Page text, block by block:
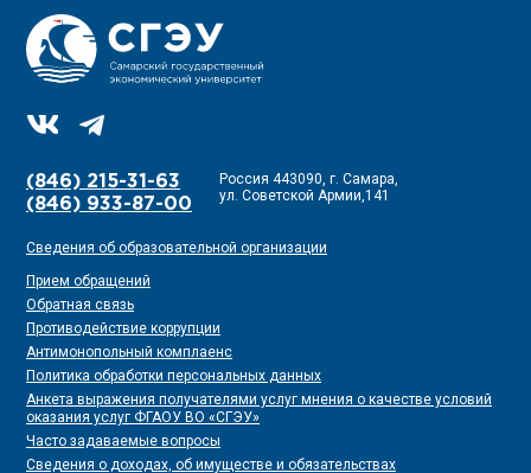
(846) 215-31-63
(846) 933-87-00
Россия 443090, г. Самара,
ул. Советской Армии,141
Сведения об образовательной организации
Прием обращений
Обратная связь
Противодействие коррупции
Антимонопольный комплаенс
Политика обработки персональных данных
Анкета выражения получателями услуг мнения о качестве условий
оказания услуг ФГАОУ ВО «СГЭУ»
Часто задаваемые вопросы
Сведения о доходах, об имуществе и обязательствах